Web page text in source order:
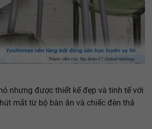
nhưng được thiết kế đẹp và tinh tế với
mắt từ bộ bàn ăn và chiếc đèn thả